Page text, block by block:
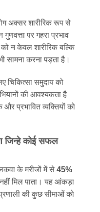
अक्सर शारीरिक रूप से
पर गहरा प्रभाव
न केवल शारीरिक बल्कि
सामना करना पड़ता है।
चिकित्सा समुदाय को
की आवश्यकता है
प्रभावित व्यक्तियों को
जिन्हे कोई सफल
के मरीजों में से 45%
मिल पाता। यह आंकड़ा
प्रणाली की कुछ सीमाओं को